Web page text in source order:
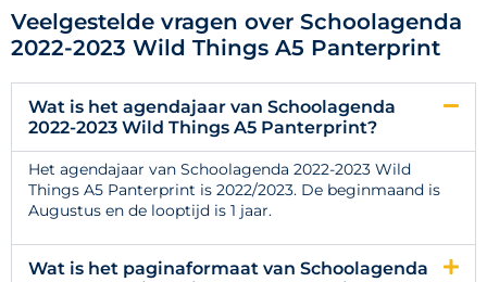
Veelgestelde vragen over Schoolagenda
2022-2023 Wild Things A5 Panterprint
Wat is het agendajaar van Schoolagenda
2022-2023 Wild Things A5 Panterprint?
Het agendajaar van Schoolagenda 2022-2023 Wild
Things A5 Panterprint is 2022/2023. De beginmaand is
Augustus en de looptijd is 1 jaar.
Wat is het paginaformaat van Schoolagenda